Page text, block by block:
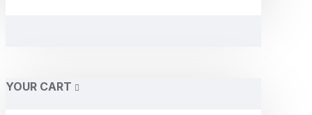
YOUR CART